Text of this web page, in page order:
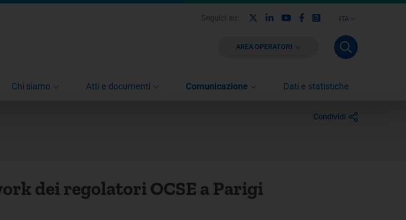
ITA
Seguici su: LinkedinYoutubeFacebook
Instagram
AREA OPERATORI
Chi siamo Atti e documenti Comunicazione Dati e statistiche
Condividi
dei regolatori OCSE a Parigi